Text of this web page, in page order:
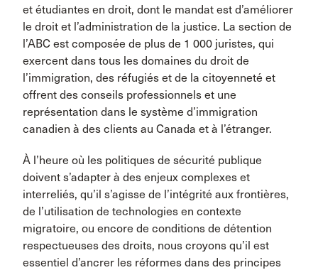
et étudiantes en droit, dont le mandat est d’améliorer
le droit et l’administration de la justice. La section de
l’ABC est composée de plus de 1 000 juristes, qui
exercent dans tous les domaines du droit de
l’immigration, des réfugiés et de la citoyenneté et
offrent des conseils professionnels et une
représentation dans le système d’immigration
canadien à des clients au Canada et à l’étranger.
À l’heure où les politiques de sécurité publique
doivent s’adapter à des enjeux complexes et
interreliés, qu’il s’agisse de l’intégrité aux frontières,
de l’utilisation de technologies en contexte
migratoire, ou encore de conditions de détention
respectueuses des droits, nous croyons qu’il est
essentiel d’ancrer les réformes dans des principes